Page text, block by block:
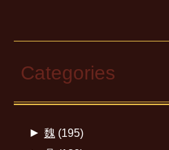
Categories
► 魏 (195)